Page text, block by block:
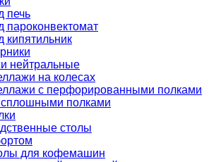
печь
пароконвектомат
кипятильник
нейтральные
на колесах
с перфорированными полками
полками
столы
для кофемашин